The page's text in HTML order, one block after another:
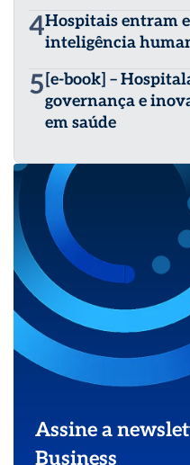
4Hospitais entram
inteligência
5 [e-book] –
governança e
em saúde
Assine a
Business